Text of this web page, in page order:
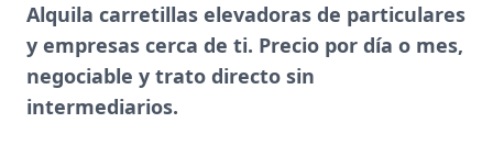
Alquila carretillas elevadoras de particulares
y empresas cerca de ti. Precio por día o mes,
negociable y trato directo sin
intermediarios.